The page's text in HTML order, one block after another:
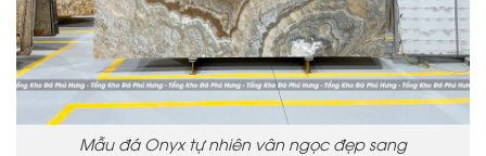
Mẫu đá Onyx tự nhiên vân ngọc đẹp sang